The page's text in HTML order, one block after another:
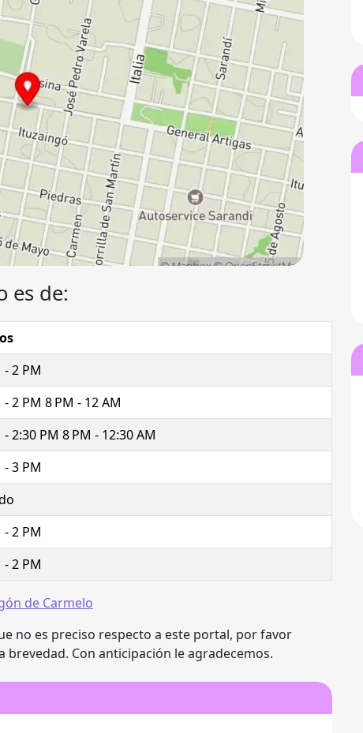
es de:
- 2 PM
- 2 PM 8 PM - 12 AM
- 2:30 PM 8 PM - 12:30 AM
- 3 PM
- 2 PM
- 2 PM
de Carmelo
no es preciso respecto a este portal, por favor
Con anticipación le agradecemos.